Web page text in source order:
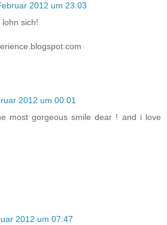
2012 um 23:03
sich!
2012 um 00:01
most gorgeous smile dear ! and i love
2012 um 07:47